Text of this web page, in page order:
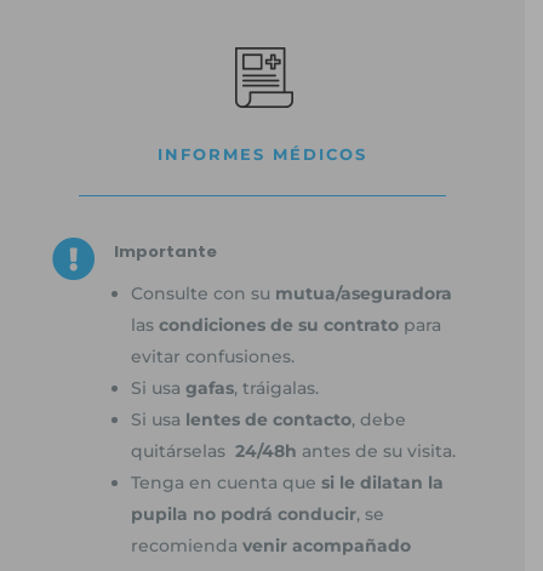
INFORMES MÉDICOS
 Importante
Consulte con su mutua/aseguradora
lascondiciones de su contrato para
evitar confusiones.
Si usagafas, tráigalas.
Si usa lentes de contacto, debe
quitárselas24/48h antes de su visita.
Tenga en cuenta quesi le dilatan la
pupila no podrá conducir, se
recomiendavenir acompañado